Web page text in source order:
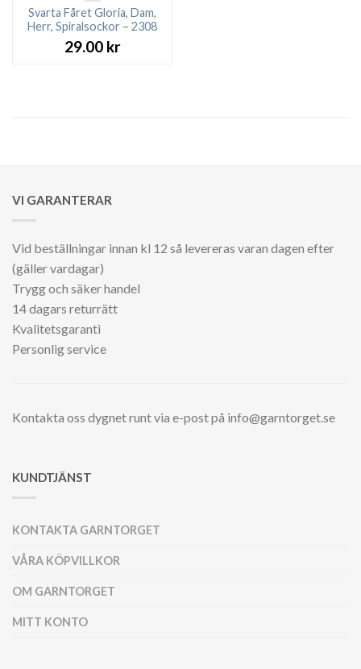
Svarta Fåret Gloria, Dam,
Herr, Spiralsockor – 2308
29.00 kr
VI GARANTERAR
Vid beställningar innan kl 12 så levereras varan dagen efter
(gäller vardagar)
Trygg och säker handel
14 dagars returrätt
Kvalitetsgaranti
Personlig service
Kontakta oss dygnet runt via e-post på info@garntorget.se
KUNDTJÄNST
KONTAKTA GARNTORGET
VÅRA KÖPVILLKOR
OM GARNTORGET
MITT KONTO